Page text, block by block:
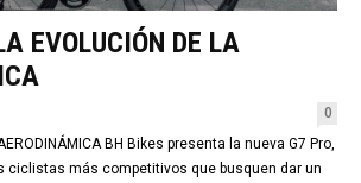
EVOLUCIÓN DE LA
0
BH Bikes presenta la nueva G7 Pro,
ciclistas más competitivos que busquen dar un